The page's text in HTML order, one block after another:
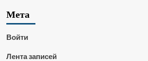
Мета
Войти
Лента записей